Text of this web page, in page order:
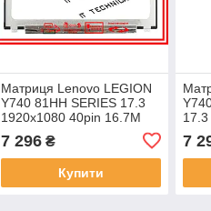
Матриця Lenovo LEGION
Y740 81HH SERIES 17.3
1920x1080 40pin 16.7M
94% NTSC 270 cd/m² для
ноутбука
7 296₴
Купити
cd/
7